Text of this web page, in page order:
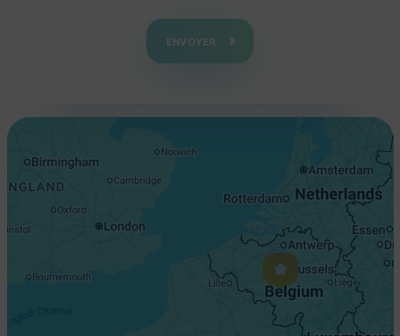
ENVOYER